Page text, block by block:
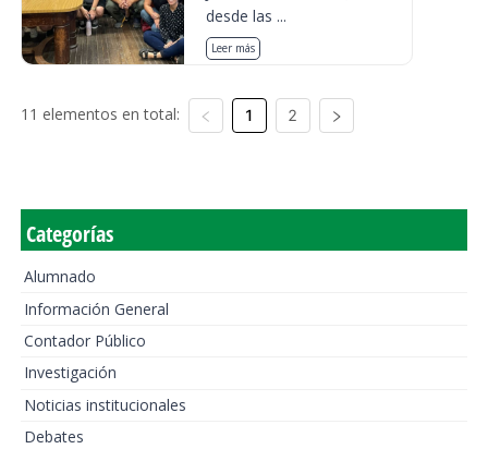
desde las ...
Leer más
11 elementos en total: 1 2
Categorías
Alumnado
Información General
Contador Público
Investigación
Noticias institucionales
Debates